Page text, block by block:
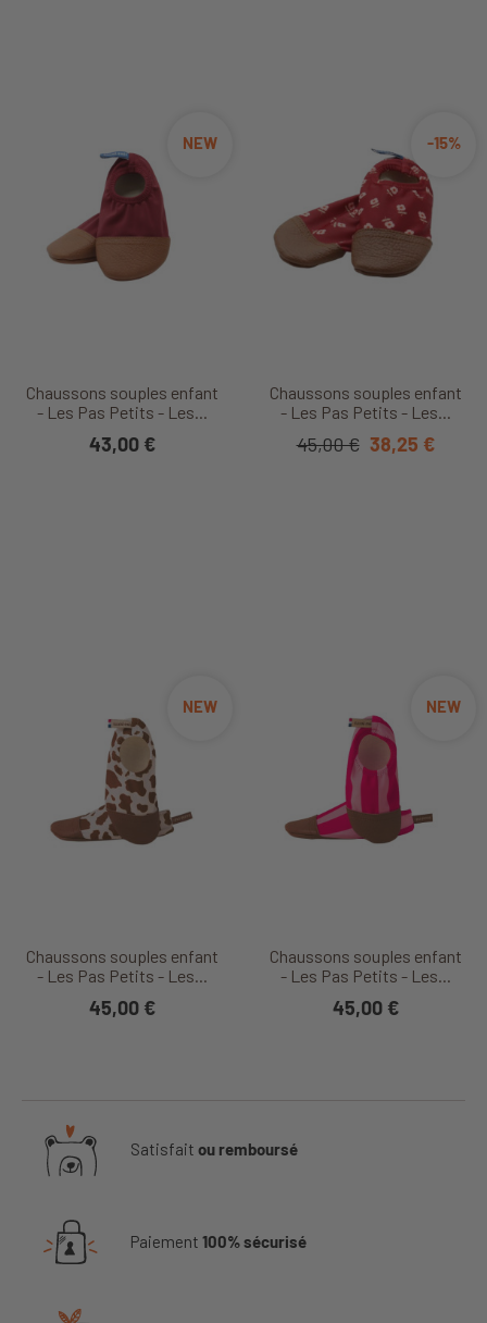
Chaussons souples enfant
- Les Pas Petits - Les...
NEW
43,00 €
Chaussons souples enfant
- Les Pas Petits - Les...
-15%
45,00 € 38,25 €
Chaussons souples enfant
- Les Pas Petits - Les...
NEW
45,00 €
Chaussons souples enfant
- Les Pas Petits - Les...
NEW
45,00 €
Satisfait ou remboursé
Paiement 100% sécurisé